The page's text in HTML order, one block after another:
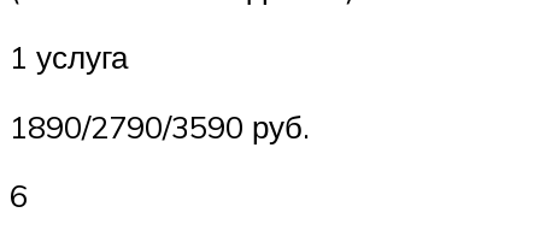
1 услуга
1890/2790/3590 руб.
6